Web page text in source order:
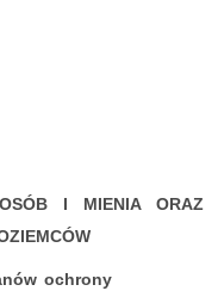
I MIENIA ORAZ
ochrony